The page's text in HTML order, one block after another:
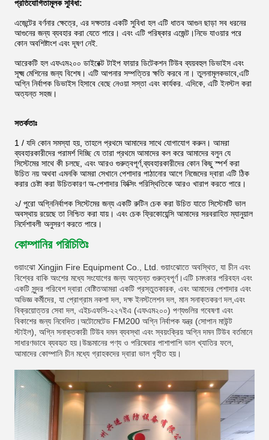
প্রতিযোগিতামূলক সুবিধা:
এজেন্টের বর্ণনার ক্ষেত্রে, এর দক্ষতার একটি সুবিধা হল এটি ধাতব আগুন ছাড়া সব ধরনের
আগুনের জন্য ব্যবহার করা যেতে পারে। এবং এটি পরিষ্কার এজেন্ট।নিভে যাওয়ার পরে
কোন অবশিষ্টাংশ এবং দূষণ নেই.
আরেকটি হল এফএম২০০ ডাইরেক্ট টাইপ ফায়ার ডিটেকশন টিউব ব্যয়বহুল ডিভাইস এবং
সূক্ষ্ম মেশিনের জন্য বিশেষ। এটি আপনার সম্পত্তির ক্ষতি করবে না। তুলনামূলকভাবে,এটি
অগ্নি নির্বাপক ডিভাইস হিসাবে বেছে নেওয়া সস্তা এবং কার্যকর. এদিকে, এটি ইনস্টল করা
অত্যন্ত সহজ।
সতর্কতাঃ
1 / যদি কোন সমস্যা হয়, তাহলে প্রথমে আমাদের সাথে যোগাযোগ করুন। আমরা
ব্যবহারকারীদের পরামর্শ দিচ্ছি যে তারা প্রথমে আমাদের কল করে আমাদের বলুন যে
সিস্টেমের সাথে কী চলছে, এবং আরও গুরুত্বপূর্ণ,ব্যবহারকারীদের কোন কিছু স্পর্শ করা
উচিত নয় অথবা এমনকি আমরা সেখানে পেশাদার পাঠানোর আগে নিজেদের দ্বারা এটি ঠিক
করার চেষ্টা করা উচিতকারণ অ-পেশাদার ফিক্সিং পরিস্থিতিকে আরও খারাপ করতে পারে।
২/ পুরো অগ্নিনির্বাপক সিস্টেমের জন্য একটি রুটিন চেক করা উচিত যাতে সিস্টেমটি ভাল
অবস্থায় রয়েছে তা নিশ্চিত করা যায়। এবং চেক ফ্রিকোয়েন্সি আমাদের সরবরাহিত ম্যানুয়াল
নির্দেশাবলী অনুসরণ করতে পারে।
কোম্পানির পরিচিতিঃ
গুয়াংঝো Xingjin Fire Equipment Co., Ltd. গুয়াংঝোতে অবস্থিত, যা চীন এবং
বিশ্বের বাকি অংশের মধ্যে সংযোগের জন্য অত্যন্ত গুরুত্বপূর্ণ।এটি চমৎকার পরিবহন এবং
একটি সুন্দর পরিবেশ দ্বারা বেষ্টিতআমরা একটি প্রস্তুতকারক, এবং আমাদের পেশাদার এবং
অভিজ্ঞ কর্মীদের, যা প্রোগ্রাম নকশা দল, দক্ষ ইনস্টলেশন দল, মান সনাক্তকরণ দল,এবং
বিক্রয়োত্তর সেবা দল, এইচএফসি-২২৭ইএ (এফএম২০০) পণ্যগুলির গবেষণা এবং
বিকাশের জন্য নিবেদিত।অটোমেটেড FM200 অগ্নি নির্বাপক যন্ত্র (সোপান মাউন্ট
স্টাইল), অগ্নি সনাক্তকারী টিউব দমন ব্যবস্থা এবং স্বয়ংক্রিয় অগ্নি দমন টিউব বর্তমানে
সাধারণভাবে ব্যবহৃত হয়।উচ্চমানের পণ্য ও পরিষেবার পাশাপাশি ভাল খ্যাতির ফলে,
আমাদের কোম্পানি চীন মধ্যে গ্রাহকদের দ্বারা ভাল গৃহীত হয়।